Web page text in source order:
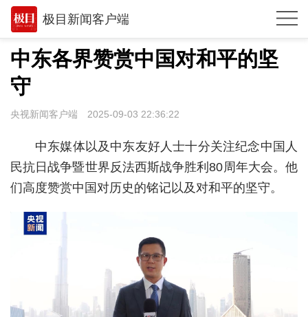
极目新闻客户端
推荐
观点
时政
武汉
世相
环球
经济
中东各界赞赏中国对和平的坚
守
央视新闻客户端 2025-09-03 22:36:22
中东媒体以及中东友好人士十分关注纪念中国人
民抗日战争暨世界反法西斯战争胜利80周年大会。他
们高度赞赏中国对历史的铭记以及对和平的坚守。